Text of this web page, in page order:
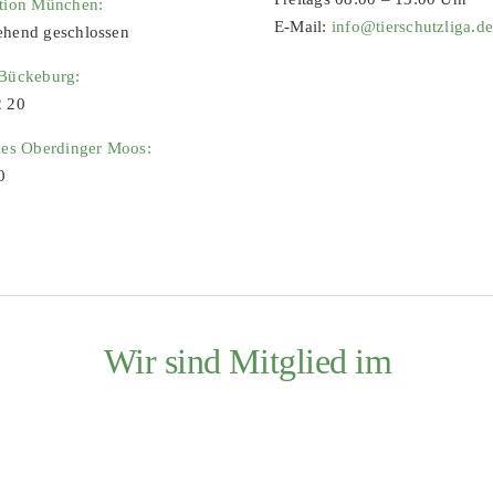
München:
geschlossen
20
Oberdinger Moos:
E-Mail: info@tierschutzliga.de
Wir sind Mitglied im